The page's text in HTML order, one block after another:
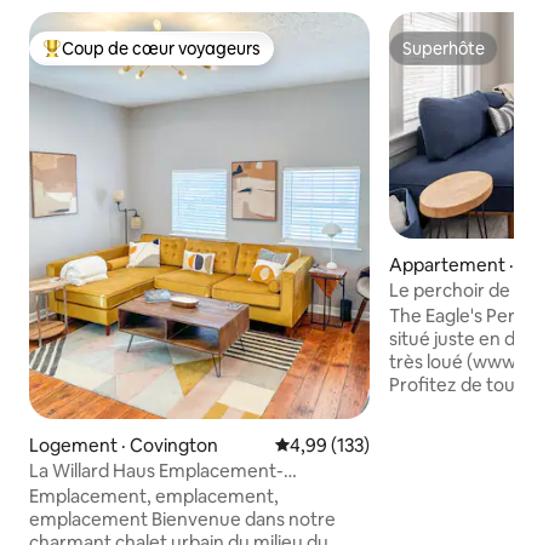
Coup de cœur voyageurs parmi les plus aimés
Coup de cœur voyageurs
Logement · Covington Note moyenne de 4,99 sur 5,
4,99 (133)
La Willard Haus Emplacement-
Emplacement-Emplacement
Emplacement, emplacement,
emplacement Bienvenue dans notre
Superhôte
Superhôte
Appartement ·
Le perchoir de
équipé
The Eagle's
situé juste en
très loué
Profitez de tout